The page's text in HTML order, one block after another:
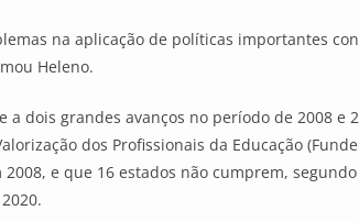
na aplicação de políticas importantes
Heleno.
a dois grandes avanços no período de 2008
dos Profissionais da Educação
2008, e que 16 estados não cumprem,